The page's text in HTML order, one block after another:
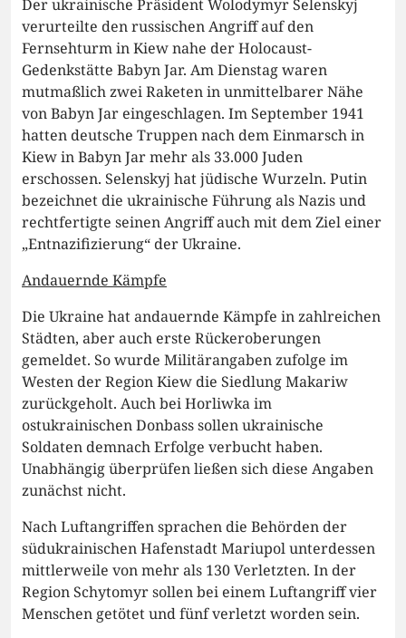
Der ukrainische Präsident Wolodymyr Selenskyj
verurteilte den russischen Angriff auf den
Fernsehturm in Kiew nahe der Holocaust-
Gedenkstätte Babyn Jar. Am Dienstag waren
mutmaßlich zwei Raketen in unmittelbarer Nähe
von Babyn Jar eingeschlagen. Im September 1941
hatten deutsche Truppen nach dem Einmarsch in
Kiew in Babyn Jar mehr als 33.000 Juden
erschossen. Selenskyj hat jüdische Wurzeln. Putin
bezeichnet die ukrainische Führung als Nazis und
rechtfertigte seinen Angriff auch mit dem Ziel einer
„Entnazifizierung“ der Ukraine.
Andauernde Kämpfe
Die Ukraine hat andauernde Kämpfe in zahlreichen
Städten, aber auch erste Rückeroberungen
gemeldet. So wurde Militärangaben zufolge im
Westen der Region Kiew die Siedlung Makariw
zurückgeholt. Auch bei Horliwka im
ostukrainischen Donbass sollen ukrainische
Soldaten demnach Erfolge verbucht haben.
Unabhängig überprüfen ließen sich diese Angaben
zunächst nicht.
Nach Luftangriffen sprachen die Behörden der
südukrainischen Hafenstadt Mariupol unterdessen
mittlerweile von mehr als 130 Verletzten. In der
Region Schytomyr sollen bei einem Luftangriff vier
Menschen getötet und fünf verletzt worden sein.